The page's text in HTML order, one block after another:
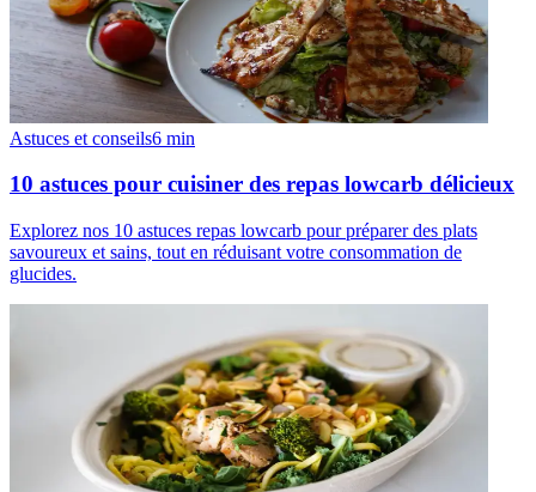
Astuces et conseils6 min
10 astuces pour cuisiner des repas lowcarb délicieux
Explorez nos 10 astuces repas lowcarb pour préparer des plats
savoureux et sains, tout en réduisant votre consommation de
glucides.